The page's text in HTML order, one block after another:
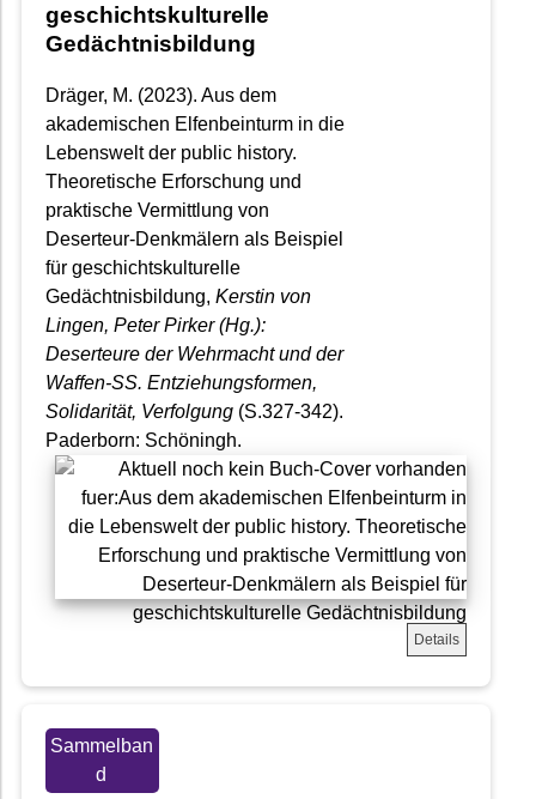
geschichtskulturelle
Gedächtnisbildung
Dräger, M. (2023). Aus dem
akademischen Elfenbeinturm in die
Lebenswelt der public history.
Theoretische Erforschung und
praktische Vermittlung von
Deserteur-Denkmälern als Beispiel
für geschichtskulturelle
Gedächtnisbildung, Kerstin von
Lingen, Peter Pirker (Hg.):
Deserteure der Wehrmacht und der
Waffen-SS. Entziehungsformen,
Solidarität, Verfolgung (S.327-342).
Paderborn: Schöningh.
Details
Sammelban
d